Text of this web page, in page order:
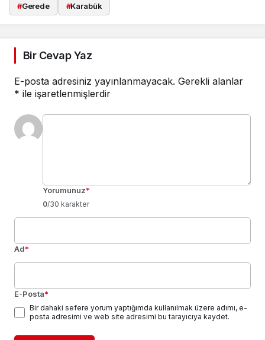
#Gerede #Karabük
Bir Cevap Yaz
E-posta adresiniz yayınlanmayacak. Gerekli alanlar
* ile işaretlenmişlerdir
Yorumunuz*
0/30 karakter
Ad*
E-Posta*
Bir dahaki sefere yorum yaptığımda kullanılmak üzere adımı, e-
posta adresimi ve web site adresimi bu tarayıcıya kaydet.